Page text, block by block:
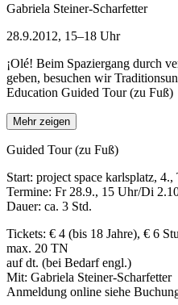
Gabriela Steiner-Scharfetter
28.9.2012, 15–18 Uhr
¡Olé! Beim Spaziergang durch
geben, besuchen wir
Education Guided Tour (zu Fuß)
Mehr zeigen
Guided Tour (zu Fuß)
Start: project space karlsplatz,
Termine: Fr 28.9., 15 Uhr/Di
Dauer: ca. 3 Std.
Tickets: € 4 (bis 18 Jahre), € 6
max. 20 TN
auf dt. (bei Bedarf engl.)
Mit: Gabriela Steiner-Scharfetter
Anmeldung online siehe